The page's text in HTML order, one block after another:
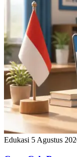
Edukasi 5 Agustus